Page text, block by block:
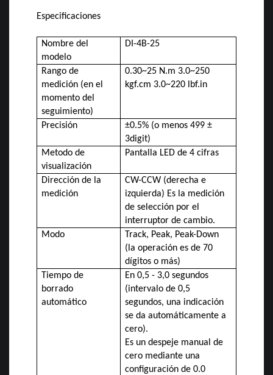
Especificaciones
Nombre del
modelo
DI-4B-25
Rango de
medición (en el
momento del
seguimiento)
0.30~25 N.m 3.0~250
kgf.cm 3.0~220 lbf.in
Precisión
±0.5% (o menos 499 ±
3digit)
Metodo de
visualización
Pantalla LED de 4 cifras
Dirección de la
medición
CW-CCW (derecha e
izquierda) Es la medición
de selección por el
interruptor de cambio.
Modo
Track, Peak, Peak-Down
(la operación es de 70
dígitos o más)
Tiempo de
borrado
automático
En 0,5 - 3,0 segundos
(intervalo de 0,5
segundos, una indicación
se da automáticamente a
cero).
Es un despeje manual de
cero mediante una
configuración de 0.0